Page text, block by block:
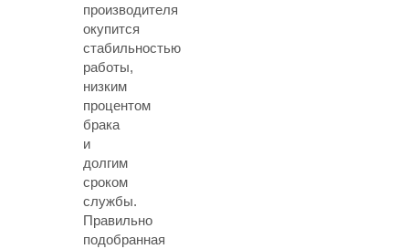
производителя
окупится
стабильностью
работы,
низким
процентом
брака
и
долгим
сроком
службы.
Правильно
подобранная